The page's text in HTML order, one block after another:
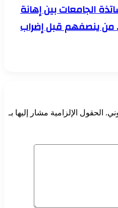
الجامعات بين إهانة
… من ينصفهم قبل إضراب
الحقول الإلزامية مشار إليها بـ